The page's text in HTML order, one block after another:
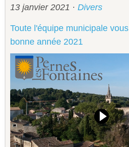
13 janvier 2021 · Divers
Toute l'équipe municipale
bonne année 2021